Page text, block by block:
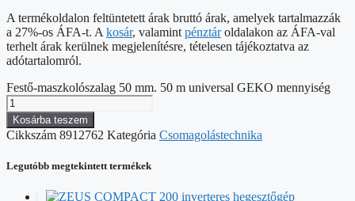
A termékoldalon feltüntetett árak bruttó árak, amelyek tartalmazzák
a 27%-os ÁFA-t. A kosár, valamint pénztároldalakon az ÁFA-val
terhelt árak kerülnek megjelenítésre, tételesen tájékoztatva az
adótartalomról.
Festő-maszkolószalag 50 mm. 50 m universal GEKO mennyiség
Kosárba teszem
Cikkszám 8912762 Kategória Csomagolástechnika
Legutóbb megtekintett termékek